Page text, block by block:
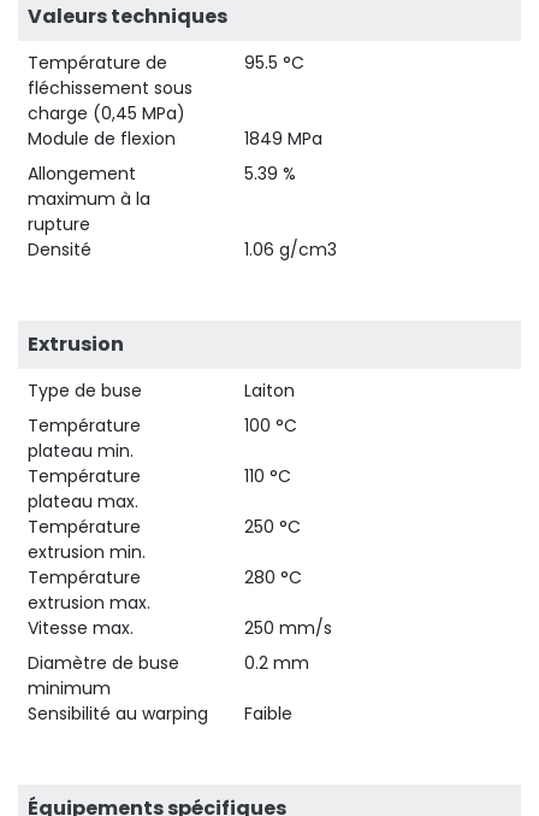
Valeurs techniques
Température de
fléchissement sous
charge (0,45 MPa)
95.5 °C
Module de flexion
1849 MPa
Allongement
maximum à la
rupture
5.39 %
Densité 1.06 g/cm3
Extrusion
Type de buse
Laiton
Température
plateau min.
100 °C
Température
plateau max.
110 °C
Température
extrusion min.
250 °C
Température
extrusion max.
280 °C
Vitesse max.
250 mm/s
Diamètre de buse
minimum
0.2 mm
Sensibilité au warping Faible
Équipements spécifiques